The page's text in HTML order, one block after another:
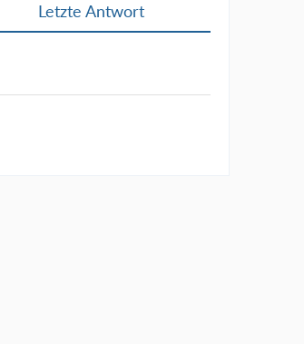
Letzte Antwort